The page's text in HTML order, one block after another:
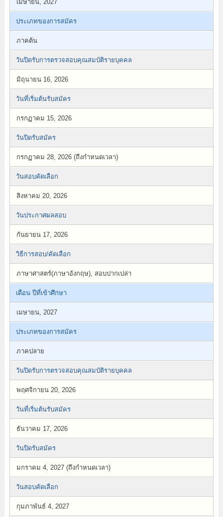
เมษายน, 2027
ประเภทของการสมัคร
ภาคต้น
วันปิดรับการตรวจสอบคุณสมบัติรายบุคคล
มิถุนายน 16, 2026
วันที่เริ่มต้นรับสมัคร
กรกฏาคม 15, 2026
วันปิดรับสมัคร
กรกฏาคม 28, 2026 (ถึงกำหนดเวลา)
วันสอบคัดเลือก
สิงหาคม 20, 2026
วันประกาศผลสอบ
กันยายน 17, 2026
วิธีการสอบ/คัดเลือก
ภาษาศาสตร์(ภาษาอังกฤษ), สอบปากเปล่า
เดือน ปีที่เข้าศึกษา
เมษายน, 2027
ประเภทของการสมัคร
ภาคปลาย
วันปิดรับการตรวจสอบคุณสมบัติรายบุคคล
พฤศจิกายน 20, 2026
วันที่เริ่มต้นรับสมัคร
ธันวาคม 17, 2026
วันปิดรับสมัคร
มกราคม 4, 2027 (ถึงกำหนดเวลา)
วันสอบคัดเลือก
กุมภาพันธ์ 4, 2027